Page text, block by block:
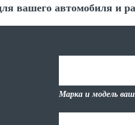
вашего автомобиля и
Марка и модель